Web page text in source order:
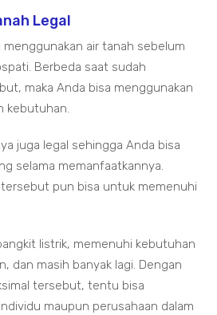
Legal
menggunakan air tanah sebelum
Berbeda saat sudah
maka Anda bisa menggunakan
kebutuhan.
juga legal sehingga Anda bisa
selama memanfaatkannya.
pun bisa untuk memenuhi
listrik, memenuhi kebutuhan
dan masih banyak lagi. Dengan
tersebut, tentu bisa
maupun perusahaan dalam